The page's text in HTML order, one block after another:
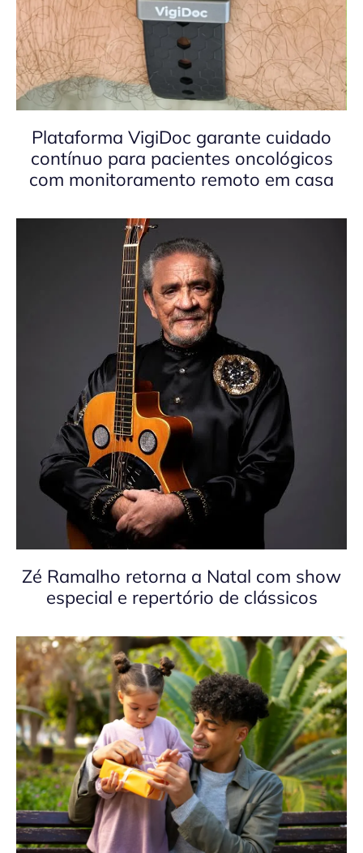
Plataforma VigiDoc garante cuidado
contínuo para pacientes oncológicos
com monitoramento remoto em casa
Zé Ramalho retorna a Natal com show
especial e repertório de clássicos